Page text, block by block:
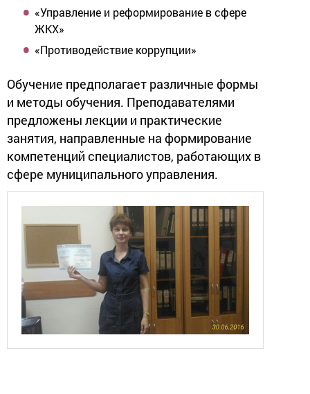
«Управление и реформирование в сфере
ЖКХ»
«Противодействие коррупции»
Обучение предполагает различные формы
и методы обучения. Преподавателями
предложены лекции и практические
занятия, направленные на формирование
компетенций специалистов, работающих в
сфере муниципального управления.